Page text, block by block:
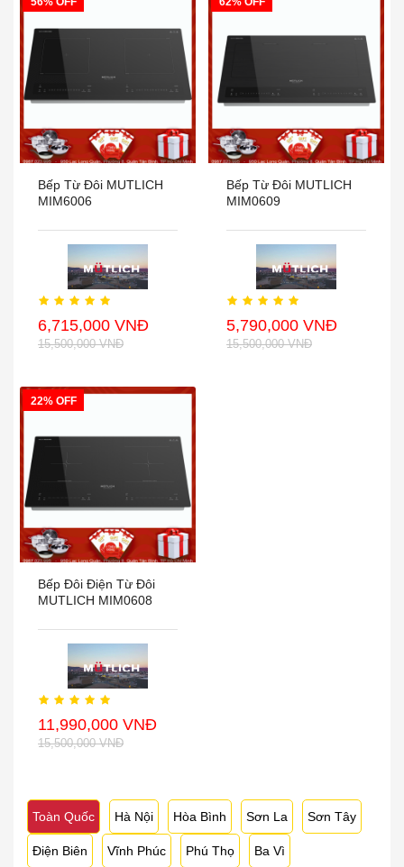
Bếp Từ Đôi MUTLICH
MIM6006
6,715,000 VNĐ
15,500,000 VNĐ
Bếp Từ Đôi MUTLICH
MIM0609
5,790,000 VNĐ
15,500,000 VNĐ
22% OFF
Bếp Đôi Điện Từ Đôi
MUTLICH MIM0608
11,990,000 VNĐ
15,500,000 VNĐ
Toàn Quốc Hà Nội Hòa Bình Sơn La Sơn Tây
Điện Biên Vĩnh Phúc Phú Thọ Ba Vì